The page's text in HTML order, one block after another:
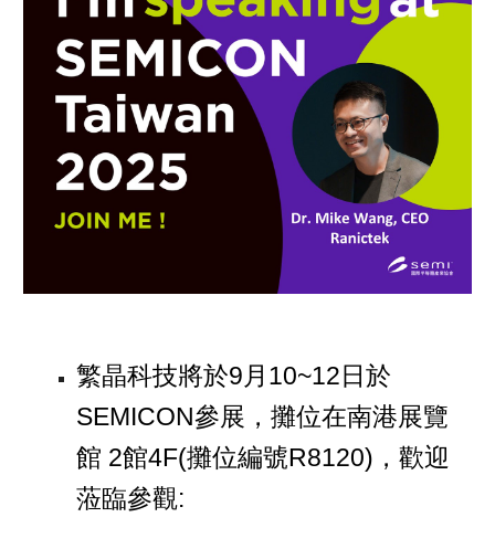
繁晶科技將於9月10~12日於
SEMICON參展，攤位在南港展覽
館 2館4F(攤位編號R8120)，歡迎
蒞臨參觀: